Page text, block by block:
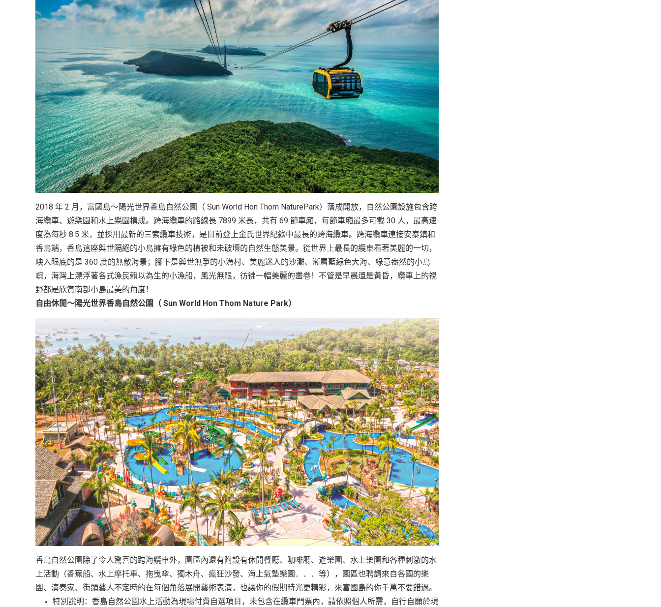
2018 年 2 月，富國島～陽光世界香島自然公園（ Sun World Hon Thom NaturePark）落成開放，自然公園設施包含跨
海纜車、遊樂園和水上樂園構成。跨海纜車的路線長 7899 米長，共有 69 節車廂，每節車廂最多可載 30 人，最高速
度為每秒 8.5 米，並採用最新的三索纜車技術，是目前登上金氏世界紀錄中最長的跨海纜車。跨海纜車連接安泰鎮和
香島端，香島這座與世隔絕的小島擁有綠色的植被和未破壞的自然生態美景。從世界上最長的纜車看著美麗的一切，
映入眼底的是 360 度的無敵海景；腳下是與世無爭的小漁村、美麗迷人的沙灘、漸層藍綠色大海、綠意盎然的小島
嶼，海灣上漂浮著各式漁民賴以為生的小漁船，風光無限，彷彿一幅美麗的畫卷！不管是早晨還是黃昏，纜車上的視
野都是欣賞南部小島最美的角度！
自由休閒～陽光世界香島自然公園（ Sun World Hon Thom Nature Park）
香島自然公園除了令人驚喜的跨海纜車外，園區內還有附設有休閒餐廳、咖啡廳、遊樂園、水上樂園和各種刺激的水
上活動（香蕉船、水上摩托車、拖曳傘、獨木舟、瘋狂沙發、海上氣墊樂園．．．等），園區也聘請來自各國的樂
團、演奏家、街頭藝人不定時的在每個角落展開藝術表演，也讓你的假期時光更精彩，來富國島的你千萬不要錯過。
特別說明：香島自然公園水上活動為現場付費自選項目，未包含在纜車門票內，請依照個人所需，自行自願於現